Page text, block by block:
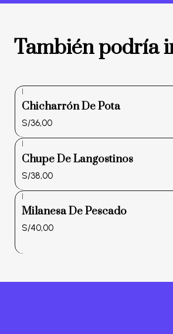
También podría
|
Chicharrón De Pota
S/36,00
|
Chupe De Langostinos
S/38,00
|
Milanesa De Pescado
S/40,00